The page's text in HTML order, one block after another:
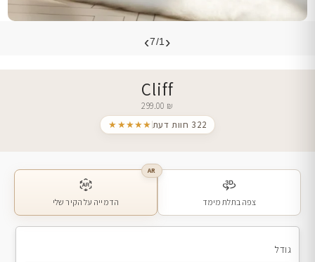
‹
7/1
›
Cliff
299.00 ₪
★★★★★
322 חוות דעת
צפה בתלת מימד
AR
הדמייה על הקיר שלי
גודל